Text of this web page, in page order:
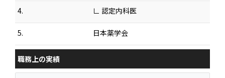
4. ∟ 認定内科医
5. 日本薬学会
職務上の実績